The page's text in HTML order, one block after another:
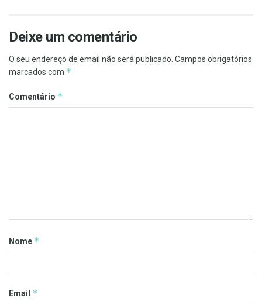
Deixe um comentário
O seu endereço de email não será publicado. Campos obrigatórios
marcados com *
Comentário *
Nome *
Email *